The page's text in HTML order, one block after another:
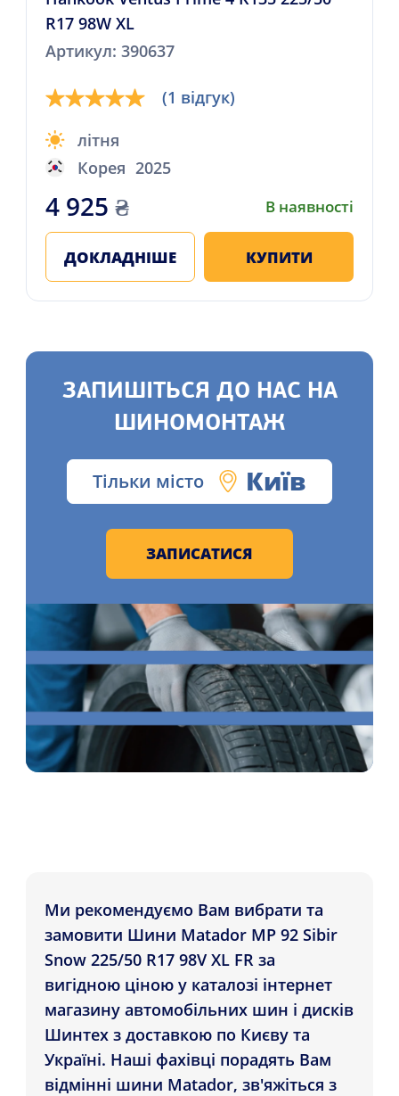
R17 98W XL
Артикул: 390637
(1 відгук)
літня
Корея 2025
4 925 ₴ В наявності
ДОКЛАДНІШЕ КУПИТИ
ЗАПИШІТЬСЯ ДО НАС НА
ШИНОМОНТАЖ
Тільки місто Київ
ЗАПИСАТИСЯ
Ми рекомендуємо Вам вибрати та
замовити Шини Matador MP 92 Sibir
Snow 225/50 R17 98V XL FR за
вигідною ціною у каталозі інтернет
магазину автомобільних шин і дисків
Шинтех з доставкою по Києву та
Україні. Наші фахівці порадять Вам
відмінні шини Matador, зв'яжіться з